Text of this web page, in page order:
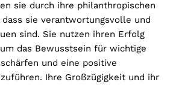
sie durch ihre philanthropischen
sie verantwortungsvolle und
sind. Sie nutzen ihren Erfolg
das Bewusstsein für wichtige
und eine positive
Ihre Großzügigkeit und ihr